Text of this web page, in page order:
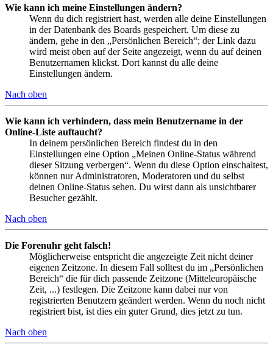
Wie kann ich meine Einstellungen ändern?
Wenn du dich registriert hast, werden alle deine Einstellungen
in der Datenbank des Boards gespeichert. Um diese zu
ändern, gehe in den „Persönlichen Bereich“; der Link dazu
wird meist oben auf der Seite angezeigt, wenn du auf deinen
Benutzernamen klickst. Dort kannst du alle deine
Einstellungen ändern.
Nach oben
Wie kann ich verhindern, dass mein Benutzername in der
Online-Liste auftaucht?
In deinem persönlichen Bereich findest du in den
Einstellungen eine Option „Meinen Online-Status während
dieser Sitzung verbergen“. Wenn du diese Option einschaltest,
können nur Administratoren, Moderatoren und du selbst
deinen Online-Status sehen. Du wirst dann als unsichtbarer
Besucher gezählt.
Nach oben
Die Forenuhr geht falsch!
Möglicherweise entspricht die angezeigte Zeit nicht deiner
eigenen Zeitzone. In diesem Fall solltest du im „Persönlichen
Bereich“ die für dich passende Zeitzone (Mitteleuropäische
Zeit, ...) festlegen. Die Zeitzone kann dabei nur von
registrierten Benutzern geändert werden. Wenn du noch nicht
registriert bist, ist dies ein guter Grund, dies jetzt zu tun.
Nach oben